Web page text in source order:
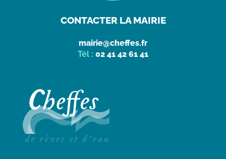
CONTACTER LA MAIRIE
mairie@cheffes.fr
Tél : 02 41 42 61 41